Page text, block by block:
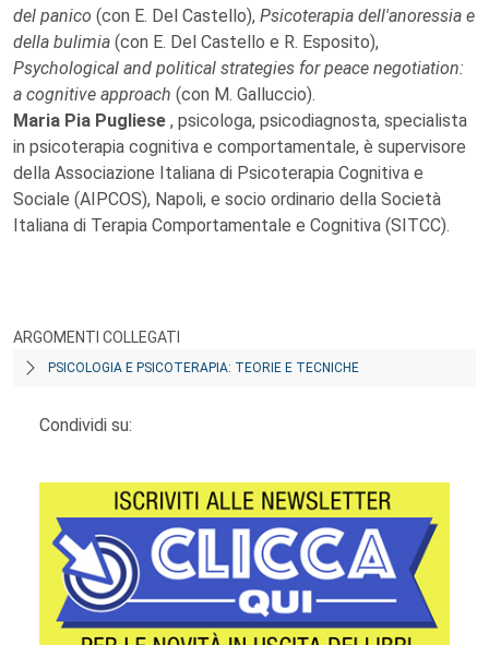
del panico (con E. Del Castello), Psicoterapia dell'anoressia e
della bulimia (con E. Del Castello e R. Esposito),
Psychological and political strategies for peace negotiation:
a cognitive approach (con M. Galluccio).
Maria Pia Pugliese , psicologa, psicodiagnosta, specialista
in psicoterapia cognitiva e comportamentale, è supervisore
della Associazione Italiana di Psicoterapia Cognitiva e
Sociale (AIPCOS), Napoli, e socio ordinario della Società
Italiana di Terapia Comportamentale e Cognitiva (SITCC).
ARGOMENTI COLLEGATI
PSICOLOGIA E PSICOTERAPIA: TEORIE E TECNICHE
Condividi su: